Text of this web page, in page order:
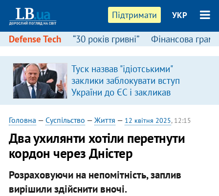
Підтримати УКР
Defense Tech “30 років гривні” Фінансова
Туск назвав "ідіотськими"
заклики заблокувати вступ
України до ЄС і закликав
припинити антиукраїнську
риторику
Головна — Суспільство — Життя — 12 квітня 2025, 12:15
Два ухилянти хотіли перетнути
кордон через Дністер
Розраховуючи на непомітність, заплив
вирішили здійснити вночі.